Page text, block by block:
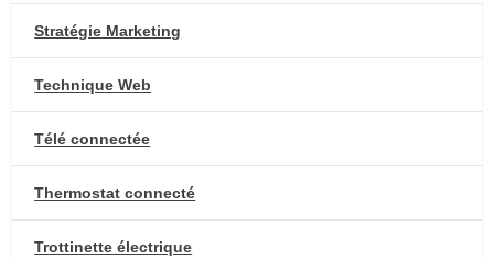
Stratégie Marketing
Technique Web
Télé connectée
Thermostat connecté
Trottinette électrique